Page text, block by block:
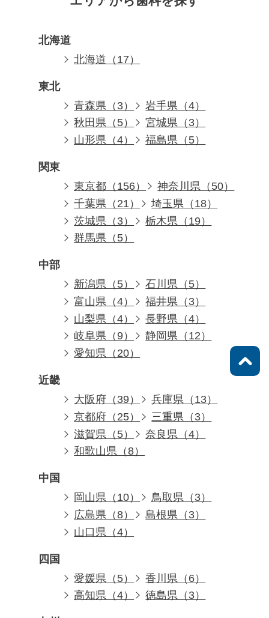
北海道
北海道（17）
東北
青森県（3）
岩手県（4）
秋田県（5）
宮城県（3）
山形県（4）
福島県（5）
関東
東京都（156）
神奈川県（50）
千葉県（21）
埼玉県（18）
茨城県（3）
栃木県（19）
群馬県（5）
中部
新潟県（5）
石川県（5）
富山県（4）
福井県（3）
山梨県（4）
長野県（4）
岐阜県（9）
静岡県（12）
愛知県（20）
近畿
大阪府（39）
兵庫県（13）
京都府（25）
三重県（3）
滋賀県（5）
奈良県（4）
和歌山県（8）
中国
岡山県（10）
鳥取県（3）
広島県（8）
島根県（3）
山口県（4）
四国
愛媛県（5）
香川県（6）
高知県（4）
徳島県（3）